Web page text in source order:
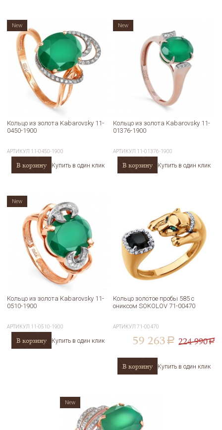
Кольцо из золота Kabarovsky 11-
0450-1900
АРТИКУЛ 11-0450-1900
В корзину Купить в один клик
New
Кольцо из золота Kabarovsky 11-
01376-1900
АРТИКУЛ 11-01376-1900
В корзину Купить в один клик
New
Кольцо из золота Kabarovsky 11-
0510-1900
АРТИКУЛ 11-0510-1900
В корзину Купить в один клик
New
Кольцо золотое пробы 585 с
ониксом SOKOLOV 71-00470
АРТИКУЛ71-00470
59 263 a 224 990a
В корзину Купить в один клик
New